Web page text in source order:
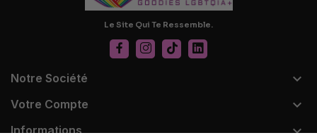
Le Site Qui Te Ressemble.
Notre Société 
Votre Compte 
Informations 